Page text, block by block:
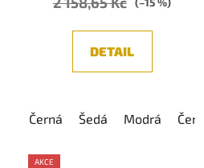
DETAIL
Černá Šedá Modrá
AKCE